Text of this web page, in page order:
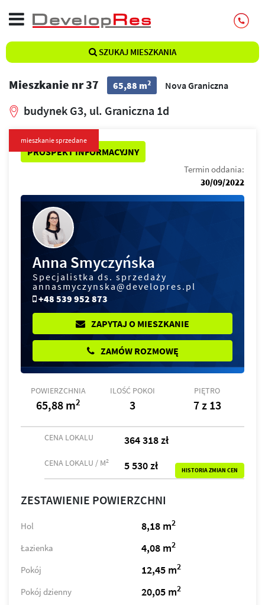
SZUKAJ MIESZKANIA
Mieszkanie nr 37 65,88 m2 Nova Graniczna
budynek G3, ul. Graniczna 1d
PROSPEKT INFORMACYJNY
mieszkanie sprzedane
Termin oddania:
30/09/2022
Anna Smyczyńska
Specjalistka ds. sprzedaży
annasmyczynska@developres.pl
+48 539 952 873
ZAPYTAJ O MIESZKANIE
ZAMÓW ROZMOWĘ
POWIERZCHNIA
65,88 m2
ILOŚĆ POKOI
3
PIĘTRO
7 z 13
CENA LOKALU 364 318 zł
CENA LOKALU / M2 5 530 zł HISTORIA ZMIAN CEN
ZESTAWIENIE POWIERZCHNI
Hol 8,18 m2
Łazienka 4,08 m2
Pokój 12,45 m2
Pokój dzienny 20,05 m2